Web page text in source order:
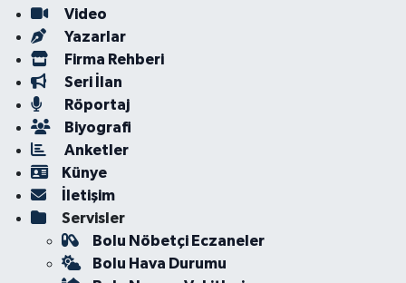
Video
Yazarlar
Firma Rehberi
Seri İlan
Röportaj
Biyografi
Anketler
Künye
İletişim
Servisler
Bolu Nöbetçi Eczaneler
Bolu Hava Durumu